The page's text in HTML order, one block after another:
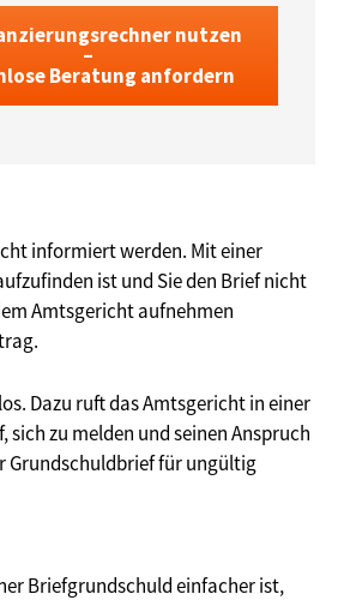
nutzen
–
Beratung anfordern
informiert werden. Mit einer
ist und Sie den Brief nicht
Amtsgericht aufnehmen
Dazu ruft das Amtsgericht in einer
zu melden und seinen Anspruch
Grundschuldbrief für ungültig
Briefgrundschuld einfacher ist,